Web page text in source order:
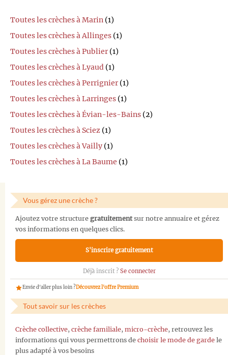
Toutes les crèches à Marin (1)
Toutes les crèches à Allinges (1)
Toutes les crèches à Publier (1)
Toutes les crèches à Lyaud (1)
Toutes les crèches à Perrignier (1)
Toutes les crèches à Larringes (1)
Toutes les crèches à Évian-les-Bains (2)
Toutes les crèches à Sciez (1)
Toutes les crèches à Vailly (1)
Toutes les crèches à La Baume (1)
Vous gérez une crèche ?
Ajoutez votre structure gratuitementsur notre annuaire et gérez
vos informations en quelques clics.
S'inscrire gratuitement
Déjà inscrit ? Se connecter
Envie d'aller plus loin ?Découvrez l'offre Premium
Tout savoir sur les crèches
Crèche collective, crèche familiale, micro-crèche, retrouvez les
informations qui vous permettrons de choisir le mode de garde le
plus adapté à vos besoins